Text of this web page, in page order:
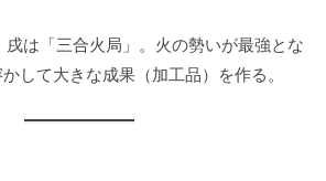
戌は「三合火局」。火の勢いが最強とな
して大きな成果（加工品）を作る。